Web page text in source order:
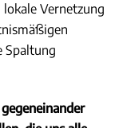
Vernetzung
Spaltung